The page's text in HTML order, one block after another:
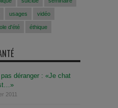
usages vidéo
d'été éthique
déranger : «Je chat
2011